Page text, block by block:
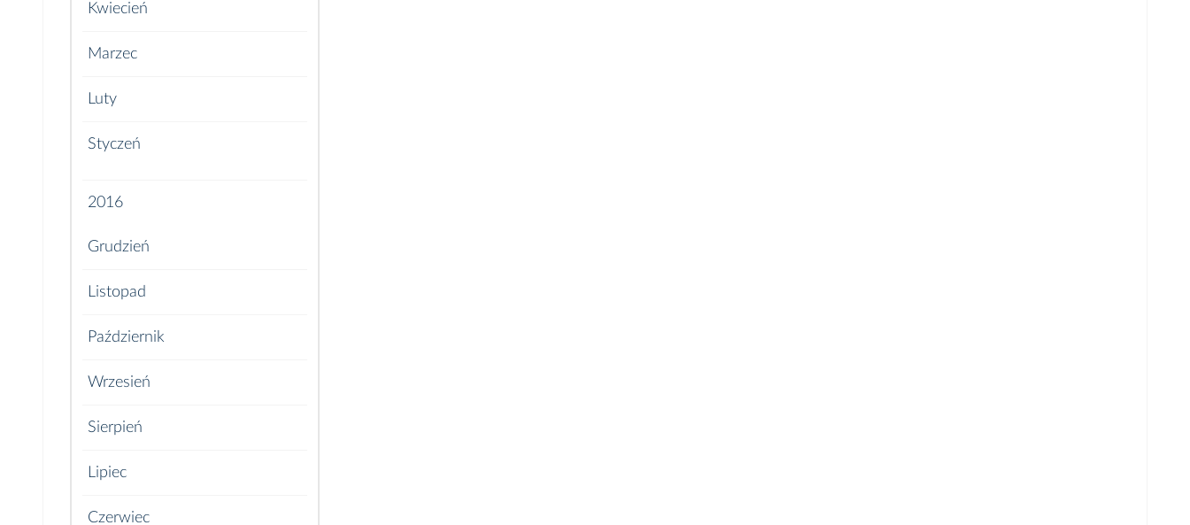
Kwiecień
Marzec
Luty
Styczeń
2016
Grudzień
Listopad
Październik
Wrzesień
Sierpień
Lipiec
Czerwiec